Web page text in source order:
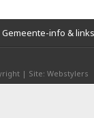
Gemeente-info & links
| Site: Webstylers